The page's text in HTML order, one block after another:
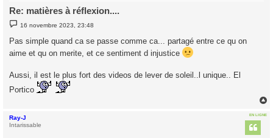
Re: matières à réflexion....
M
e
s
a
16 novembre 2023, 23:48
Pas simple quand ca se passe comme ca... partagé entre ce qu on
aime et qu on merite, et ce sentiment d injustice
Aussi, il est le plus fort des videos de lever de soleil..l unique.. El
Portico
EN LIGNE
Ray-J
Intarissable